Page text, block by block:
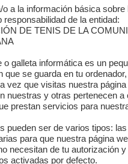
Contacto
Dónde estamos
Directorio departamentos
Horario
Formulario de contacto
o a la información básica
responsabilidad de la entidad:
DE TENIS DE LA
o galleta informática es un
que se guarda en tu ordenador,
vez que visitas nuestra página
nuestras y otras pertenecen a
prestan servicios para
pueden ser de varios tipos:
para que nuestra página
necesitan de tu autorización
activadas por defecto.